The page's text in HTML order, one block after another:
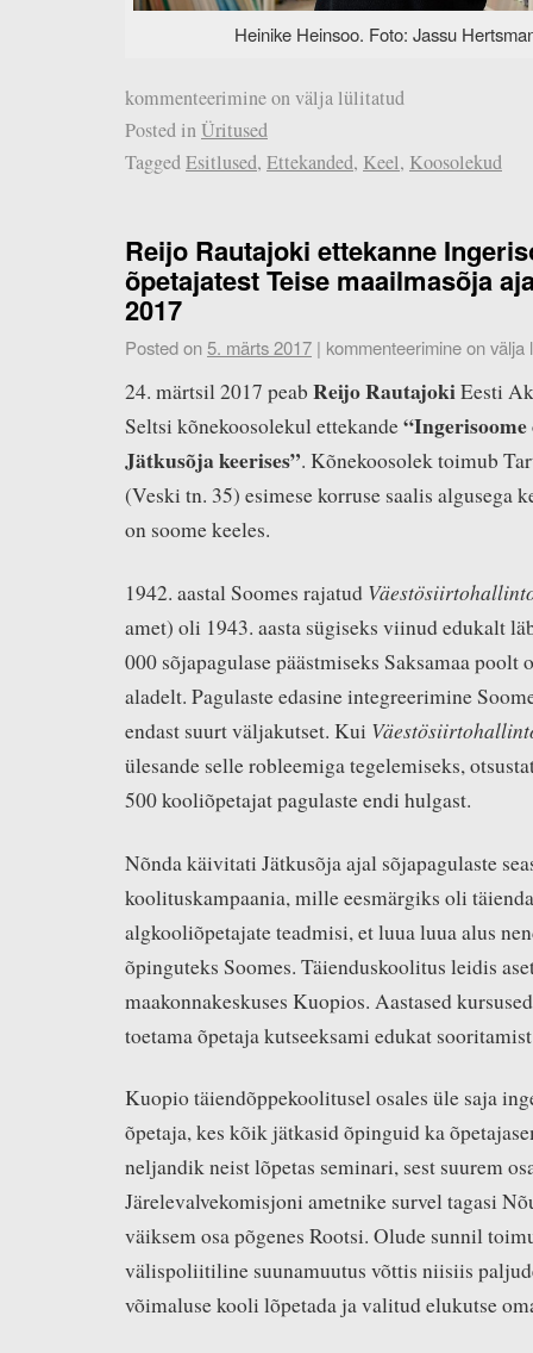
Heinike Heinsoo. Foto: Jassu
kommenteerimine on välja lülitatud
Posted inÜritused
TaggedEsitlused, Ettekanded, Keel, Koosolekud
Reijo Rautajoki ettekanne
õpetajatest Teise maailmasõja
2017
Posted on5. märts 2017 | kommenteerimine on välja
24. märtsil 2017 peab Reijo RautajokiEesti
Seltsi kõnekoosolekul ettekande“Ingerisoome
Jätkusõja keerises”. Kõnekoosolek toimub
(Veski tn. 35) esimese korruse saalis algusega
on soome keeles.
1942. aastal Soomes rajatud
amet) oli 1943. aasta sügiseks viinud edukalt
000 sõjapagulase päästmiseks Saksamaa
aladelt. Pagulaste edasine integreerimine
endast suurt väljakutset. Kui
ülesande selle robleemiga tegelemiseks,
500 kooliõpetajat pagulaste endi hulgast.
Nõnda käivitati Jätkusõja ajal sõjapagulaste
koolituskampaania, mille eesmärgiks oli
algkooliõpetajate teadmisi, et luua luua alus
õpinguteks Soomes. Täienduskoolitus leidis
maakonnakeskuses Kuopios. Aastased
toetama õpetaja kutseeksami edukat
Kuopio täiendõppekoolitusel osales üle saja
õpetaja, kes kõik jätkasid õpinguid ka
neljandik neist lõpetas seminari, sest suurem
Järelevalvekomisjoni ametnike survel tagasi
väiksem osa põgenes Rootsi. Olude sunnil
välispoliitiline suunamuutus võttis niisiis
võimaluse kooli lõpetada ja valitud elukutse